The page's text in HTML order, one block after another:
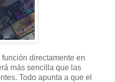
directamente en
más sencilla que las
Todo apunta a que el